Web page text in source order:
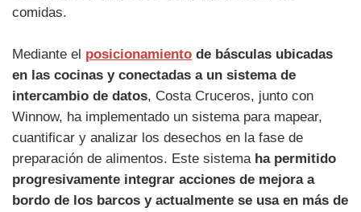
comidas.
Mediante el posicionamiento de básculas ubicadas
en las cocinas y conectadas a un sistema de
intercambio de datos, Costa Cruceros, junto con
Winnow, ha implementado un sistema para mapear,
cuantificar y analizar los desechos en la fase de
preparación de alimentos. Este sistemaha permitido
progresivamente integrar acciones de mejora a
bordo de los barcos y actualmente se usa en más de